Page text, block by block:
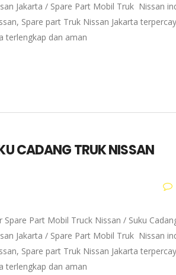
Jakarta / Spare Part Mobil Truk Nissan
Spare part Truk Nissan Jakarta
terlengkap dan aman
CADANG TRUK NISSAN
Part Mobil Truck Nissan / Suku
Jakarta / Spare Part Mobil Truk Nissan
Spare part Truk Nissan Jakarta
terlengkap dan aman